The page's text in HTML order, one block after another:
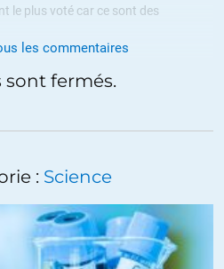
le plus voté car ce sont des
aux abstentionnistes. Je voudrais
l’abstention cessent de considérer
du 15 mars comme des
les commentaires
sont fermés.
: Science